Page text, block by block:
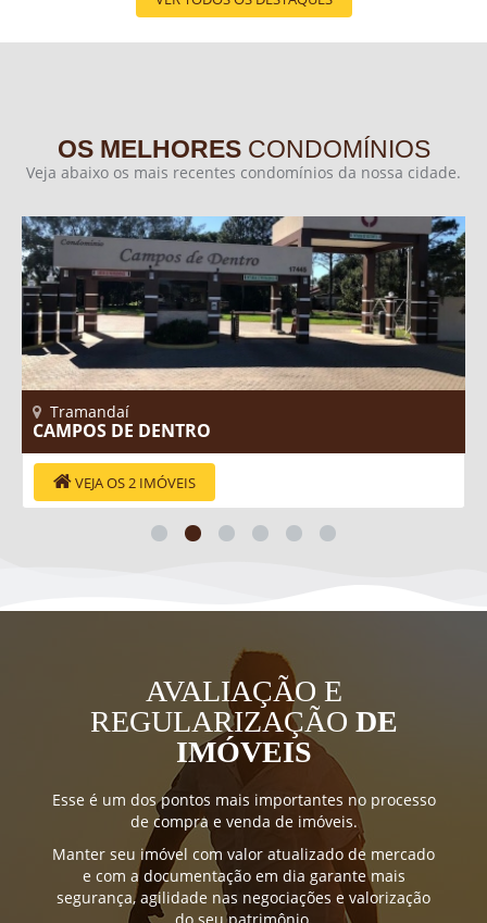
OS MELHORESCONDOMÍNIOS
Veja abaixo os mais recentes condomínios da nossa cidade.
Tramandaí
CAMPOS DE DENTRO
VEJA OS 2 IMÓVEIS
AVALIAÇÃO E
REGULARIZAÇÃO DE
IMÓVEIS
Esse é um dos pontos mais importantes no processo
de compra e venda de imóveis.
Manter seu imóvel com valor atualizado de mercado
e com a documentação em dia garante mais
segurança, agilidade nas negociações e valorização